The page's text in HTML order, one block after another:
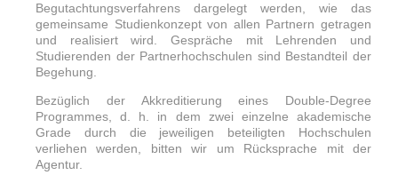
Begutachtungsverfahrens dargelegt werden, wie das
gemeinsame Studienkonzept von allen Partnern getragen
und realisiert wird. Gespräche mit Lehrenden und
Studierenden der Partnerhochschulen sind Bestandteil der
Begehung.
Bezüglich der Akkreditierung eines Double-Degree
Programmes, d. h. in dem zwei einzelne akademische
Grade durch die jeweiligen beteiligten Hochschulen
verliehen werden, bitten wir um Rücksprache mit der
Agentur.